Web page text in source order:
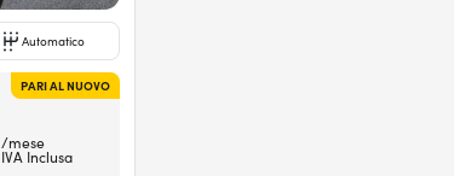
Automatico
PARI AL NUOVO
/mese
IVA Inclusa